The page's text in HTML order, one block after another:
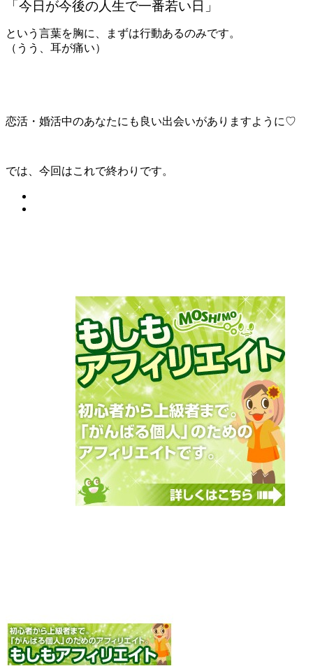
「今日が今後の人生で一番若い日」
という言葉を胸に、まずは行動あるのみです。
（うう、耳が痛い）
恋活・婚活中のあなたにも良い出会いがありますように♡
では、今回はこれで終わりです。